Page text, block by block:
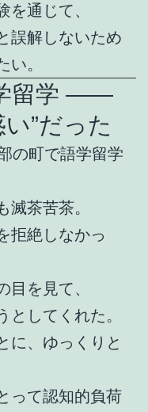
を通じて、
誤解しないため
い。
留学 ――
”だった
の町で語学留学
滅茶苦茶。
拒絶しなかっ
目を見て、
としてくれた。
に、ゆっくりと
って認知的負荷